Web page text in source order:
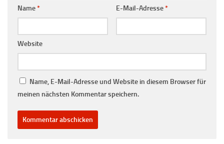
Name* E-Mail-Adresse*
Website
Name, E-Mail-Adresse und Website in diesem Browser für
meinen nächsten Kommentar speichern.